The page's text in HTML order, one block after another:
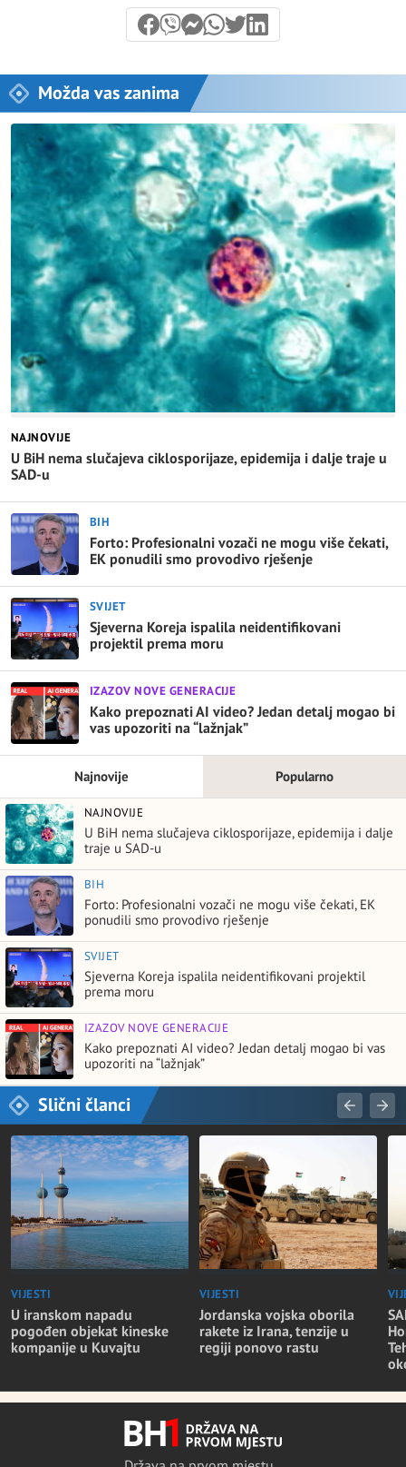
Možda vas zanima
NAJNOVIJE
U BiH nema slučajeva ciklosporijaze, epidemija i dalje traje u
SAD-u
BIH
Forto: Profesionalni vozači ne mogu više čekati,
EK ponudili smo provodivo rješenje
SVIJET
Sjeverna Koreja ispalila neidentifikovani
projektil prema moru
IZAZOV NOVE GENERACIJE
Kako prepoznati AI video? Jedan detalj mogao bi
vas upozoriti na “lažnjak”
Najnovije Popularno
NAJNOVIJE
U BiH nema slučajeva ciklosporijaze, epidemija i dalje
traje u SAD-u
BIH
Forto: Profesionalni vozači ne mogu više čekati, EK
ponudili smo provodivo rješenje
SVIJET
Sjeverna Koreja ispalila neidentifikovani projektil
prema moru
IZAZOV NOVE GENERACIJE
Kako prepoznati AI video? Jedan detalj mogao bi vas
upozoriti na “lažnjak”
Slični članci
VIJESTI
U iranskom napadu
pogođen objekat kineske
kompanije u Kuvajtu
VIJESTI
Jordanska vojska oborila
rakete iz Irana, tenzije u
regiji ponovo rastu